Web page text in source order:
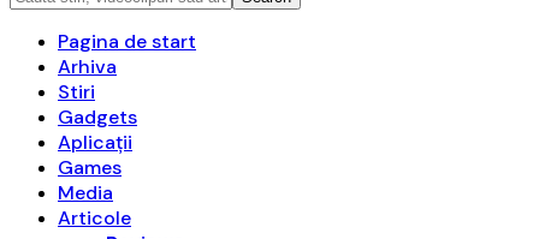
Pagina de start
Arhiva
Stiri
Gadgets
Aplicații
Games
Media
Articole